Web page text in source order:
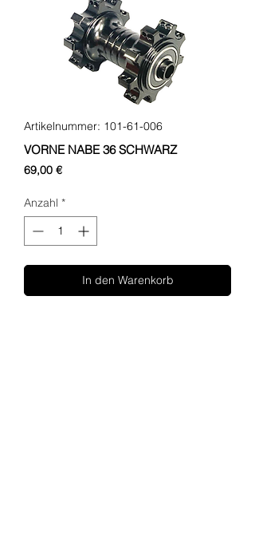
Artikelnummer: 101-61-006
VORNE NABE 36 SCHWARZ
69,00 €Preis
Anzahl *
In den Warenkorb